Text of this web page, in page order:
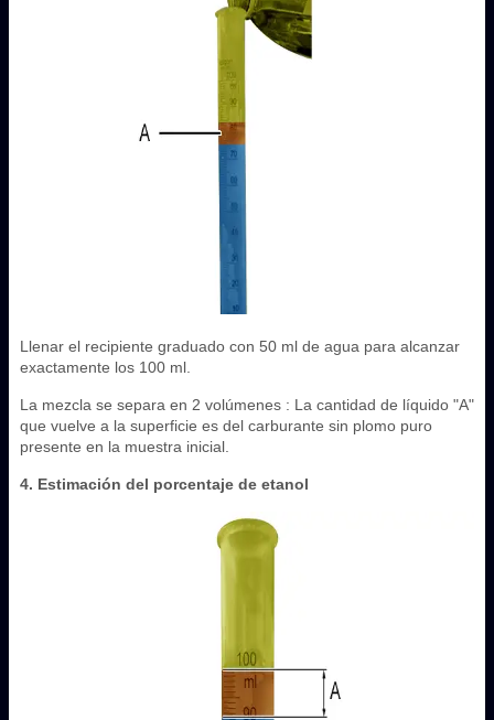
Llenar el recipiente graduado con 50 ml de agua para alcanzar
exactamente los 100 ml.
La mezcla se separa en 2 volúmenes : La cantidad de líquido "A"
que vuelve a la superficie es del carburante sin plomo puro
presente en la muestra inicial.
4. Estimación del porcentaje de etanol